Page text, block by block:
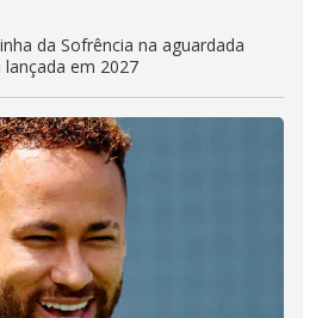
da Sofrência na aguardada
em 2027